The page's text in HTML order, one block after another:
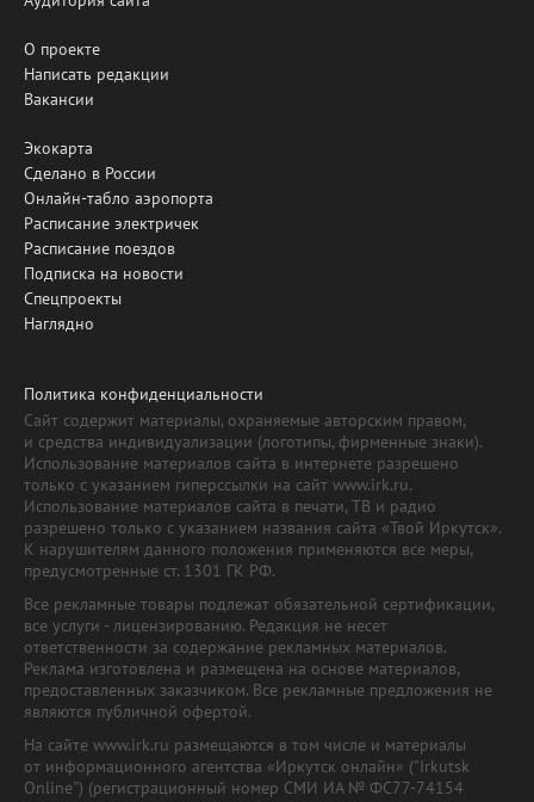
О проекте
Написать редакции
Вакансии
Экокарта
Сделано в России
Онлайн-табло аэропорта
Расписание электричек
Расписание поездов
Подписка на новости
Спецпроекты
Наглядно
Политика конфиденциальности
Сайт содержит материалы, охраняемые авторским правом,
и средства индивидуализации (логотипы, фирменные знаки).
Использование материалов сайта в интернете разрешено
только с указанием гиперссылки на сайт www.irk.ru.
Использование материалов сайта в печати, ТВ и радио
разрешено только с указанием названия сайта «Твой Иркутск».
К нарушителям данного положения применяются все меры,
предусмотренные ст. 1301 ГК РФ.
Все рекламные товары подлежат обязательной сертификации,
все услуги - лицензированию. Редакция не несет
ответственности за содержание рекламных материалов.
Реклама изготовлена и размещена на основе материалов,
предоставленных заказчиком. Все рекламные предложения не
являются публичной офертой.
На сайте www.irk.ru размещаются в том числе и материалы
от информационного агентства «Иркутск онлайн» ("Irkutsk
Online") (регистрационный номер СМИ ИА № ФС77-74154